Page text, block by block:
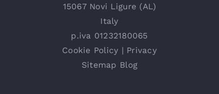
15067 Novi Ligure (AL)
Italy
p.iva 01232180065
Cookie Policy | Privacy
Sitemap Blog